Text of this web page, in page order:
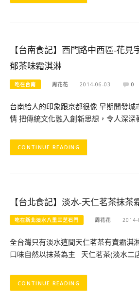
【台南食記】西門路中西區-花見
郁茶味霜淇淋
吃在台南 周花花 2014-06-03 0
台南給人的印象跟京都很像 早期開發城
情 把傳統文化融入創新思想，令人深深
CONTINUE READING
【台北食記】淡水-天仁茗茶抹茶
吃在新北淡水八里三芝石門 周花花 2014-
全台灣只有淡水這間天仁茗茶有賣霜淇
口味自然以抹茶為主 天仁茗茶(淡水二
CONTINUE READING